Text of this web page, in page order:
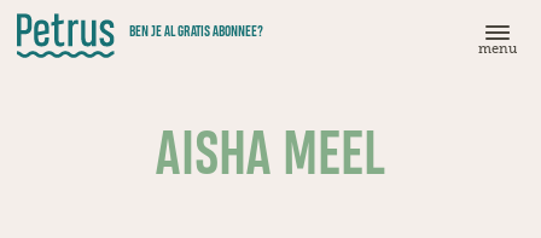
Doorgaan
naar
hoofdinhoud
BEN JE AL GRATIS ABONNEE?
menu
AISHA MEEL